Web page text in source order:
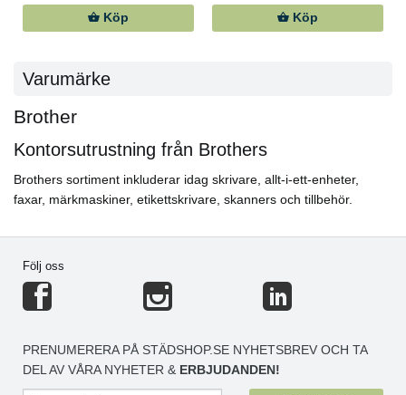
Köp Köp
Varumärke
Brother
Kontorsutrustning från Brothers
Brothers sortiment inkluderar idag skrivare, allt-i-ett-enheter,
faxar, märkmaskiner, etikettskrivare, skanners och tillbehör.
Följ oss
PRENUMERERA PÅ STÄDSHOP.SE NYHETSBREV OCH TA
DEL AV VÅRA NYHETER & ERBJUDANDEN!